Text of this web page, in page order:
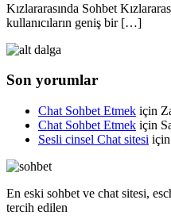
Kızlararasında Sohbet
kullanıcıların geniş bir […]
Son yorumlar
Chat Sohbet Etmek için
Chat Sohbet Etmek için
Sesli cinsel Chat sitesi için
En eski sohbet ve chat sitesi,
tercih edilen